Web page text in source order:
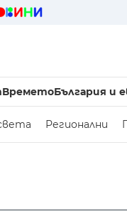
ВреметоБългария и
Регионални